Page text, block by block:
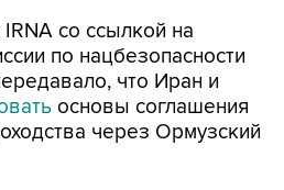
со ссылкой на
по нацбезопасности
что Иран и
основы соглашения
через Ормузский